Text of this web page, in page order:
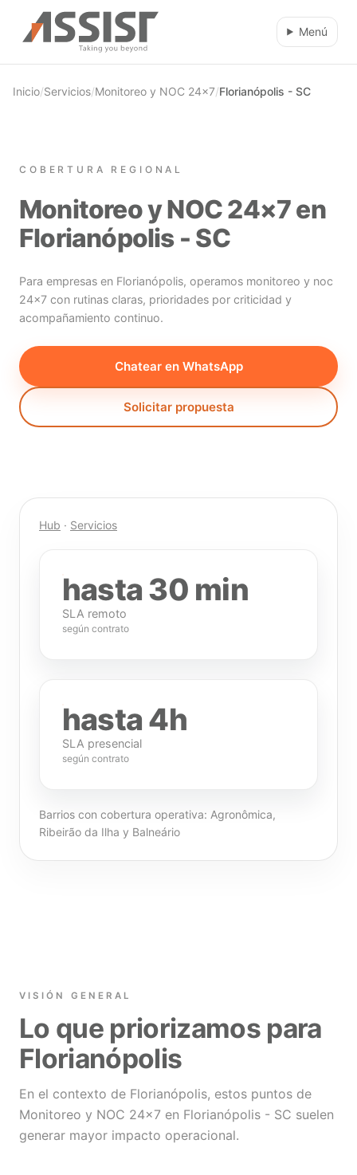
Ir al contenido principal
Menú
Inicio/Servicios/Monitoreo y NOC 24×7/Florianópolis - SC
COBERTURA REGIONAL
Monitoreo y NOC 24×7 en
Florianópolis - SC
Para empresas en Florianópolis, operamos monitoreo y noc
24×7 con rutinas claras, prioridades por criticidad y
acompañamiento continuo.
Chatear en WhatsApp
Solicitar propuesta
Hub · Servicios
hasta 30 min
SLA remoto
según contrato
hasta 4h
SLA presencial
según contrato
Barrios con cobertura operativa: Agronômica,
Ribeirão da Ilha y Balneário
VISIÓN GENERAL
Lo que priorizamos para
Florianópolis
En el contexto de Florianópolis, estos puntos de
Monitoreo y NOC 24×7 en Florianópolis - SC suelen
generar mayor impacto operacional.